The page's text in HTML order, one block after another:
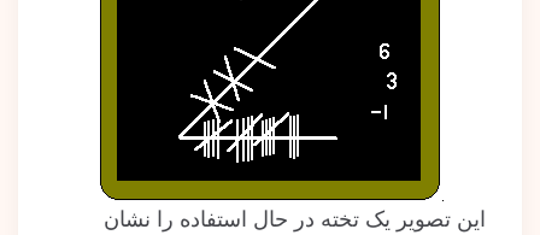
این تصویر یک تخته در حال استفاده را نشان